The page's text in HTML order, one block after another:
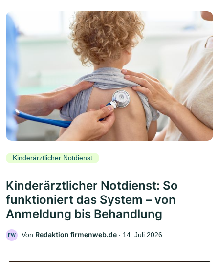
Kinderärztlicher Notdienst
Kinderärztlicher Notdienst: So
funktioniert das System – von
Anmeldung bis Behandlung
FW Von Redaktion firmenweb.de ‧ 14. Juli 2026